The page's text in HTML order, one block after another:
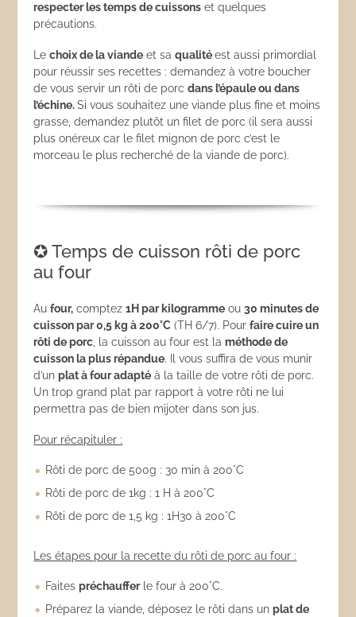
respecter les temps de cuissons et quelques
précautions.
Lechoix de la viande et saqualitéest aussi primordial
pour réussir ses recettes : demandez à votre boucher
de vous servir un rôti de porcdans l’épaule ou dans
l’échine.Si vous souhaitez une viande plus fine et moins
grasse, demandez plutôt un filet de porc (il sera aussi
plus onéreux car le filet mignon de porc c’est le
morceau le plus recherché de la viande de porc).
✪ Temps de cuisson rôti de porc
au four
Aufour, comptez1H par kilogramme ou30 minutes de
cuisson par 0,5 kg à 200°C (TH 6/7). Pourfaire cuire un
rôti de porc, la cuisson au four est laméthode de
cuisson la plus répandue. Il vous suffira de vous munir
d’unplat à four adapté à la taille de votre rôti de porc.
Un trop grand plat par rapport à votre rôti ne lui
permettra pas de bien mijoter dans son jus.
Pour récapituler :
Rôti de porc de 500g : 30 min à 200°C
Rôti de porc de 1kg : 1 H à 200°C
Rôti de porc de 1,5 kg : 1H30 à 200°C
Les étapes pour la recette du rôti de porc au four :
Faitespréchaufferle four à 200°C.
Préparez la viande, déposez le rôti dans unplat de